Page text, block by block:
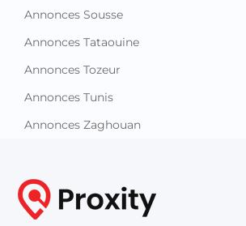
Annonces Sousse
Annonces Tataouine
Annonces Tozeur
Annonces Tunis
Annonces Zaghouan